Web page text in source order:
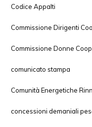
Codice Appalti
Commissione Dirigenti
Commissione Donne
comunicato stampa
Comunità Energetiche
concessioni demaniali